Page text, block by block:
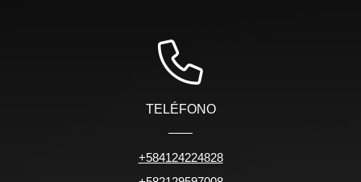
TELÉFONO
+584124224828